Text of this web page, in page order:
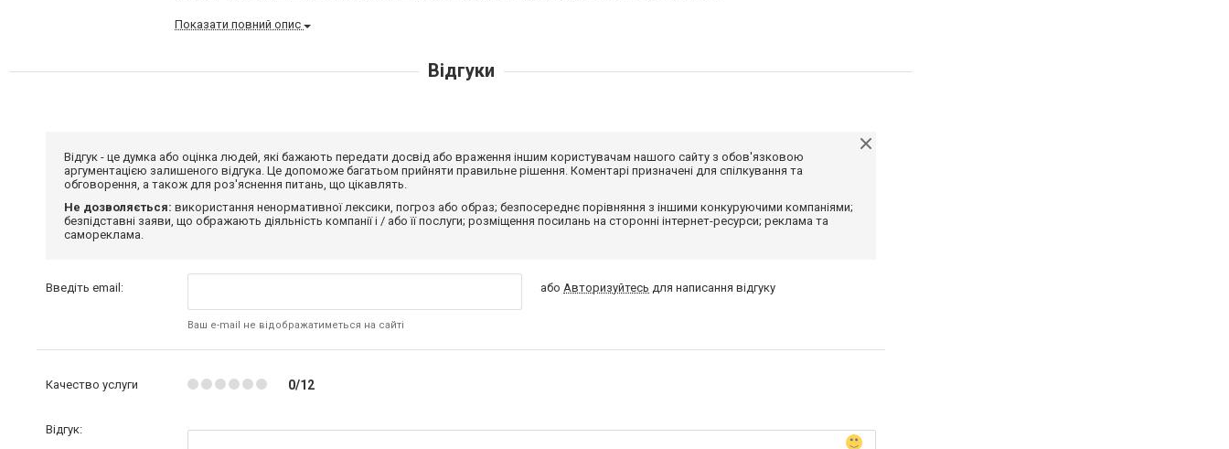
Показати повний опис
Відгуки
Відгук - це думка або оцінка людей, які бажають передати досвід або враження іншим користувачам нашого сайту з обов'язковою
аргументацією залишеного відгука. Це допоможе багатьом прийняти правильне рішення. Коментарі призначені для спілкування та
обговорення, а також для роз'яснення питань, що цікавлять.
Не дозволяється: використання ненормативної лексики, погроз або образ; безпосереднє порівняння з іншими конкуруючими компаніями;
безпідставні заяви, що ображають діяльність компанії і / або її послуги; розміщення посилань на сторонні інтернет-ресурси; реклама та
самореклама.
Введіть email:
Ваш e-mail не відображатиметься на сайті
або Авторизуйтесь для написання відгуку
Качество услуги 0/12
Відгук: